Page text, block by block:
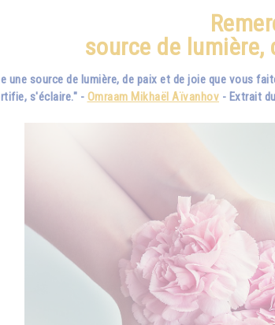
source de lumière,
source de lumière, de paix et de joie que vous
s'éclaire." - Omraam Mikhaël Aïvanhov - Extrait